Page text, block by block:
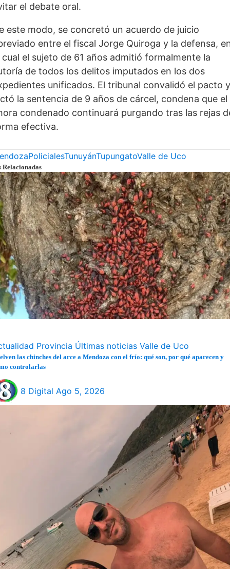
el debate oral.
este modo, se concretó un acuerdo de juicio
entre el fiscal Jorge Quiroga y la defensa,
cual el sujeto de 61 años admitió formalmente la
de todos los delitos imputados en los dos
unificados. El tribunal convalidó el pacto y
la sentencia de 9 años de cárcel, condena que el
condenado continuará purgando tras las rejas
efectiva.
PolicialesTunuyánTupungatoValle de Uco
Relacionadas
Provincia Últimas noticias Valle de Uco
las chinches del arce a Mendoza con el frío: qué son, por qué aparecen y
controlarlas
8 Digital Ago 5, 2026